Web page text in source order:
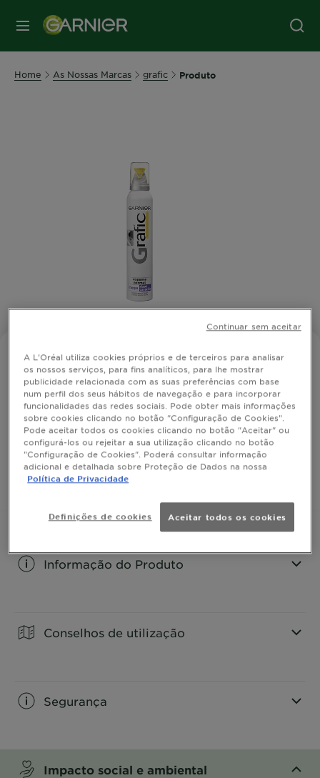
MENU
Home As Nossas Marcas grafic Produto
GRAFIC
Espuma Mega Volume
Para um mega volume.
TAMANHO 200ML
Informação do Produto
Conselhos de utilização
Segurança
Impacto social e ambiental
A L'Oréal utiliza cookies próprios e de terceiros para analisar
os nossos serviços, para fins analíticos, para lhe mostrar
publicidade relacionada com as suas preferências com base
num perfil dos seus hábitos de navegação e para incorporar
funcionalidades das redes sociais. Pode obter mais informações
sobre cookies clicando no botão "Configuração de Cookies".
Pode aceitar todos os cookies clicando no botão "Aceitar" ou
configurá-los ou rejeitar a sua utilização clicando no botão
"Configuração de Cookies". Poderá consultar informação
adicional e detalhada sobre Proteção de Dados na nossa
Política de Privacidade
Definições de cookies Aceitar todos os cookies
Continuar sem aceitar